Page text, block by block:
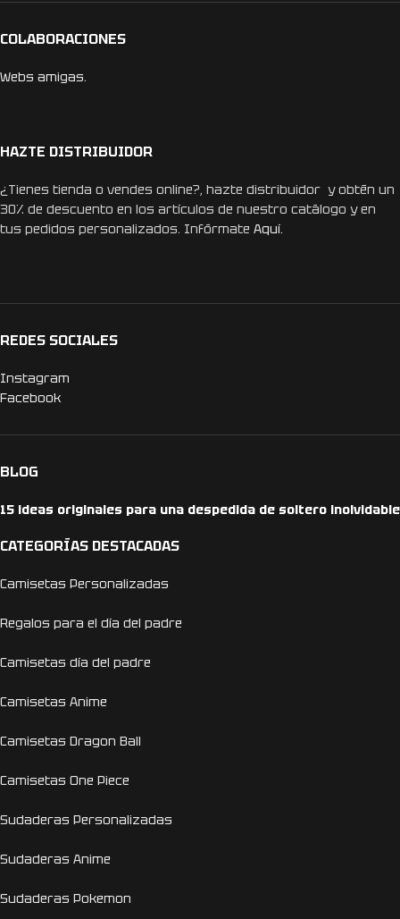
COLABORACIONES
Webs amigas.
HAZTE DISTRIBUIDOR
¿Tienes tienda o vendes online?, hazte distribuidor y obtén un
30% de descuento en los artículos de nuestro catálogo y en
tus pedidos personalizados. Infórmate Aquí.
REDES SOCIALES
Instagram
Facebook
BLOG
15 ideas originales para una despedida de soltero inolvidable
CATEGORÍAS DESTACADAS
Camisetas Personalizadas
Regalos para el día del padre
Camisetas día del padre
Camisetas Anime
Camisetas Dragon Ball
Camisetas One Piece
Sudaderas Personalizadas
Sudaderas Anime
Sudaderas Pokemon